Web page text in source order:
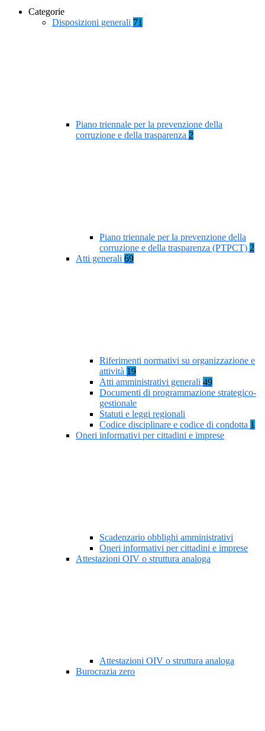
Categorie
Disposizioni generali 71
Piano triennale per la prevenzione della
corruzione e della trasparenza 2
Piano triennale per la prevenzione della
corruzione e della trasparenza (PTPCT) 2
Atti generali 69
Riferimenti normativi su organizzazione e
attività 19
Atti amministrativi generali 49
Documenti di programmazione strategico-
gestionale
Statuti e leggi regionali
Codice disciplinare e codice di condotta 1
Oneri informativi per cittadini e imprese
Scadenzario obblighi amministrativi
Oneri informativi per cittadini e imprese
Attestazioni OIV o struttura analoga
Attestazioni OIV o struttura analoga
Burocrazia zero